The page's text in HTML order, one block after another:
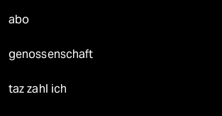
abo
genossenschaft
taz zahl ich